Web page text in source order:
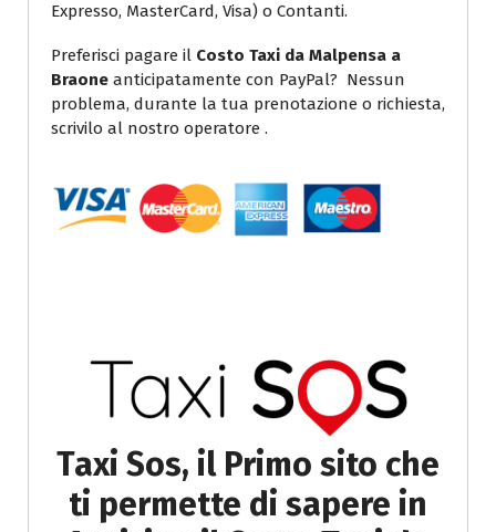
Expresso, MasterCard, Visa) o Contanti.
Preferisci pagare il Costo Taxi da Malpensa a
Braone anticipatamente con PayPal? Nessun
problema, durante la tua prenotazione o richiesta,
scrivilo al nostro operatore .
Taxi Sos, il Primo sito che
ti permette di sapere in